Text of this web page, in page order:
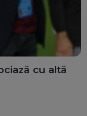
cu altă